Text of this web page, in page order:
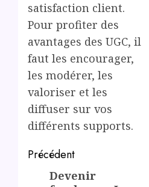
satisfaction client.
Pour profiter des
avantages des UGC, il
faut les encourager,
les modérer, les
valoriser et les
diffuser sur vos
différents supports.
Post
navigation
Précédent
Previous
Devenir